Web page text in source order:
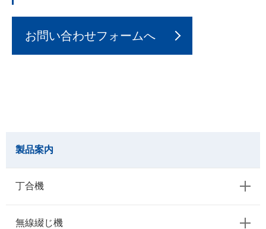
お問い合わせフォームへ
製品案内
丁合機
無線綴じ機